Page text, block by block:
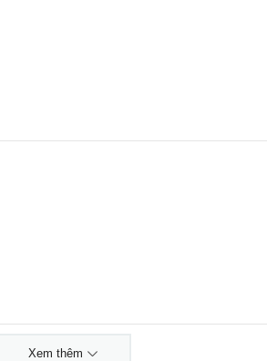
Xem thêm